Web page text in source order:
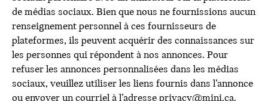
de médias sociaux. Bien que nous ne fournissions aucun
renseignement personnel à ces fournisseurs de
plateformes, ils peuvent acquérir des connaissances sur
les personnes qui répondent à nos annonces. Pour
refuser les annonces personnalisées dans les médias
sociaux, veuillez utiliser les liens fournis dans l’annonce
ou envoyer un courriel à l’adresse privacy@mini.ca.